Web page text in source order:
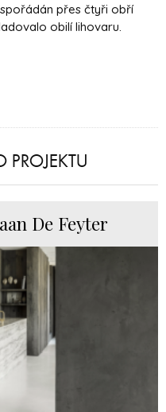
přes čtyři obří
obilí lihovaru.
PROJEKTU
De Feyter